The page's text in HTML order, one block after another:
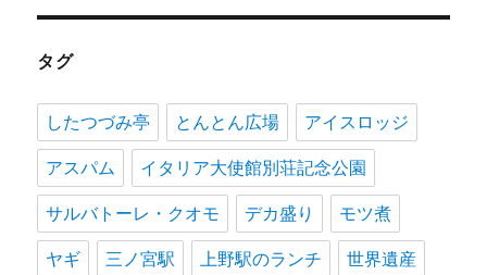
タグ
したつづみ亭 とんとん広場 アイスロッジ
アスパム イタリア大使館別荘記念公園
サルバトーレ・クオモ デカ盛り モツ煮
ヤギ 三ノ宮駅 上野駅のランチ 世界遺産